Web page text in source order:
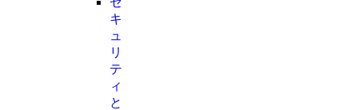
キ
ュ
リ
テ
ィ
と